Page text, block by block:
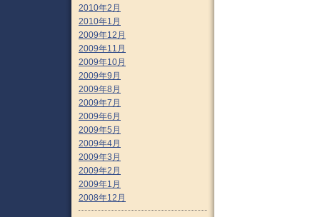
2010年2月
2010年1月
2009年12月
2009年11月
2009年10月
2009年9月
2009年8月
2009年7月
2009年6月
2009年5月
2009年4月
2009年3月
2009年2月
2009年1月
2008年12月